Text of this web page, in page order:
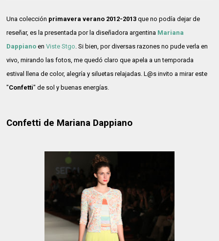
Una colección primavera verano 2012-2013 que no podía dejar de
reseñar, es la presentada por la diseñadora argentina Mariana
Dappiano enViste Stgo. Si bien, por diversas razones no pude verla en
vivo, mirando las fotos, me quedó claro que apela a un temporada
estival llena de color, alegría y siluetas relajadas. L@s invito a mirar este
"Confetti" de sol y buenas energías.
Confetti de Mariana Dappiano